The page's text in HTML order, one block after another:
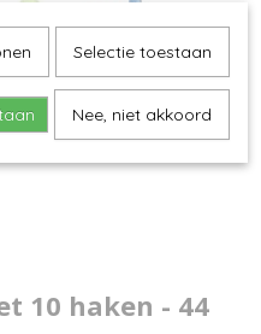
10 haken - 44
Selectie toestaan
Nee, niet akkoord